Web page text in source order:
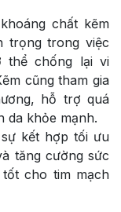
chất kẽm
trọng trong việc
thể chống lại vi
cũng tham gia
hỗ trợ quá
da khỏe mạnh.
kết hợp tối ưu
tăng cường sức
cho tim mạch